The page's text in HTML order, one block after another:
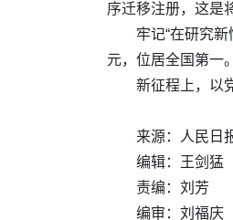
序迁移注册，这是
牢记“在研究
元，位居全国第一。
新征程上，以
来源：人民日
编辑：王剑猛
责编：刘芳
编审：刘福庆